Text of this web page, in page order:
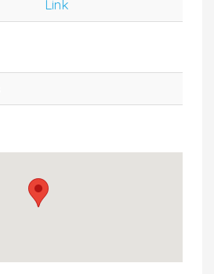
Link